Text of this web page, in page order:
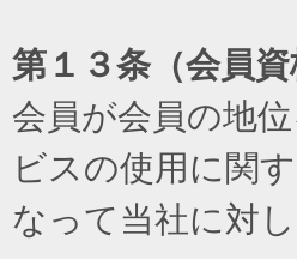
第１３条（会員
会員が会員の地
ビスの使用に関
なって当社に対